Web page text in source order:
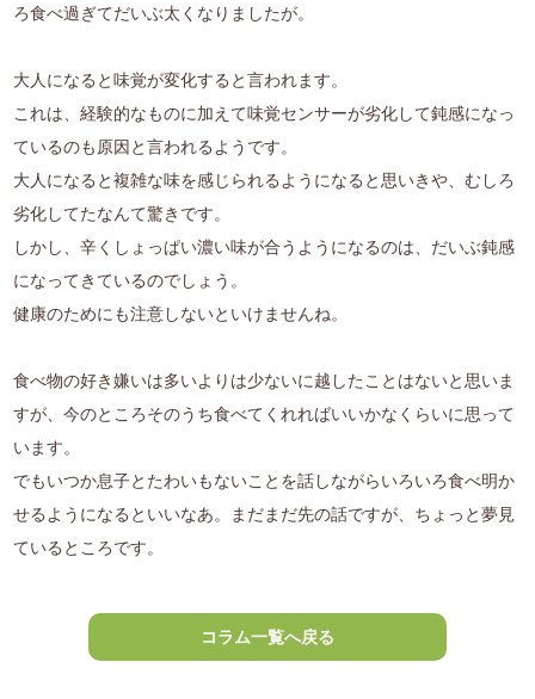
ろ食べ過ぎてだいぶ太くなりましたが。
大人になると味覚が変化すると言われます。
これは、経験的なものに加えて味覚センサーが劣化して鈍感になっ
ているのも原因と言われるようです。
大人になると複雑な味を感じられるようになると思いきや、むしろ
劣化してたなんて驚きです。
しかし、辛くしょっぱい濃い味が合うようになるのは、だいぶ鈍感
になってきているのでしょう。
健康のためにも注意しないといけませんね。
食べ物の好き嫌いは多いよりは少ないに越したことはないと思いま
すが、今のところそのうち食べてくれればいいかなくらいに思って
います。
でもいつか息子とたわいもないことを話しながらいろいろ食べ明か
せるようになるといいなあ。まだまだ先の話ですが、ちょっと夢見
ているところです。
コラム一覧へ戻る